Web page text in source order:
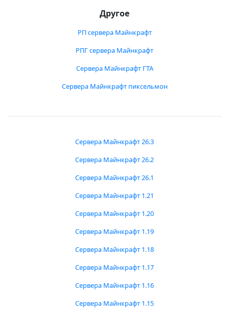
Другое
РП сервера Майнкрафт
РПГ сервера Майнкрафт
Сервера Майнкрафт ГТА
Сервера Майнкрафт пиксельмон
Сервера Майнкрафт 26.3
Сервера Майнкрафт 26.2
Сервера Майнкрафт 26.1
Сервера Майнкрафт 1.21
Сервера Майнкрафт 1.20
Сервера Майнкрафт 1.19
Сервера Майнкрафт 1.18
Сервера Майнкрафт 1.17
Сервера Майнкрафт 1.16
Сервера Майнкрафт 1.15